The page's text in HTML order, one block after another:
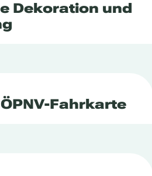
Dekoration und
Fahrkarte